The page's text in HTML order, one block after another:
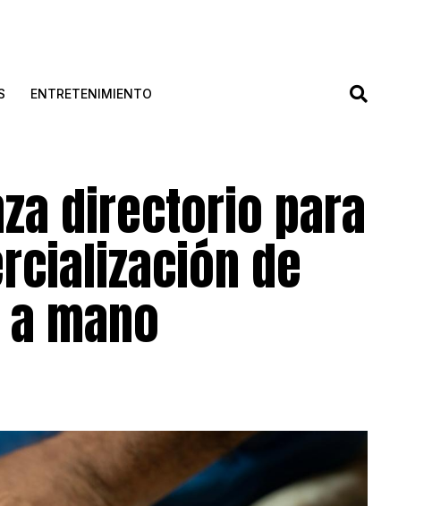
ENTRETENIMIENTO
directorio para
de
mano